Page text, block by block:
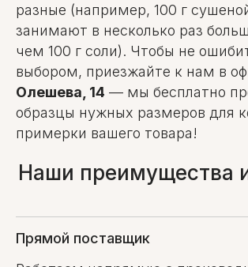
разные (например, 100 г
занимают в несколько раз
чем 100 г соли). Чтобы не
выбором, приезжайте к нам в
Олешева, 14 — мы бесплатно
образцы нужных размеров для
примерки вашего товара!
Наши преимущества
Прямой поставщик